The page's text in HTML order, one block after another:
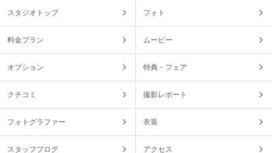
スタジオトップ フォト
料金プラン ムービー
オプション 特典・フェア
クチコミ 撮影レポート
フォトグラファー 衣装
スタッフブログ アクセス